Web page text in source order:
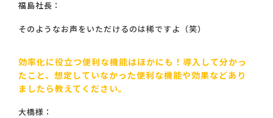
福島社長：
そのようなお声をいただけるのは稀ですよ（笑）
効率化に役立つ便利な機能はほかにも！導入して分かっ
たこと、想定していなかった便利な機能や効果などあり
ましたら教えてください。
大橋様：